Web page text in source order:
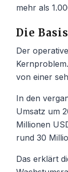
mehr als
Die
Der
von einer
In den
Umsatz um
Millionen
rund 30
Das erklärt